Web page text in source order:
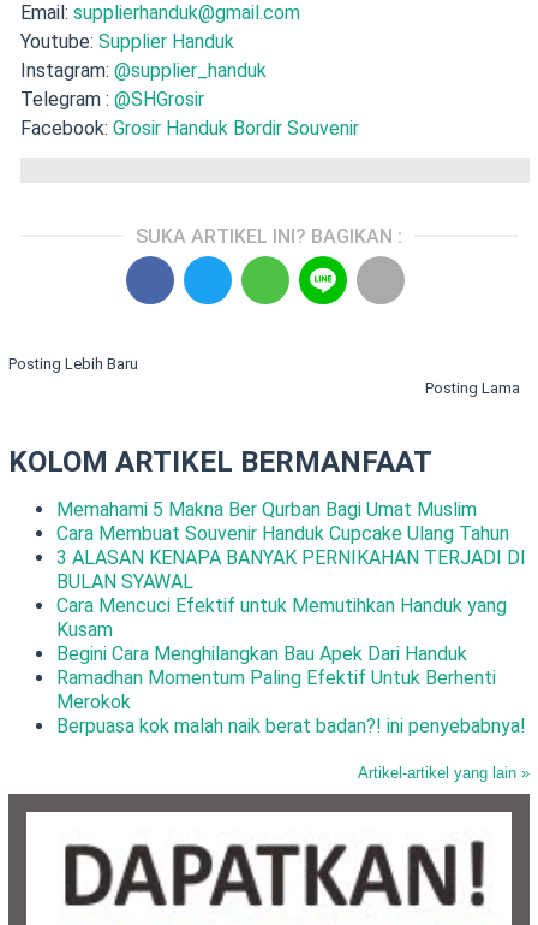
Email: supplierhanduk@gmail.com
Youtube: Supplier Handuk
Instagram: @supplier_handuk
Telegram : @SHGrosir
Facebook: Grosir Handuk Bordir Souvenir
SUKA ARTIKEL INI? BAGIKAN :
Posting Lebih Baru
Posting Lama
KOLOM ARTIKEL BERMANFAAT
Memahami 5 Makna Ber Qurban Bagi Umat Muslim
Cara Membuat Souvenir Handuk Cupcake Ulang Tahun
3 ALASAN KENAPA BANYAK PERNIKAHAN TERJADI DI
BULAN SYAWAL
Cara Mencuci Efektif untuk Memutihkan Handuk yang
Kusam
Begini Cara Menghilangkan Bau Apek Dari Handuk
Ramadhan Momentum Paling Efektif Untuk Berhenti
Merokok
Berpuasa kok malah naik berat badan?! ini penyebabnya!
Artikel-artikel yang lain »